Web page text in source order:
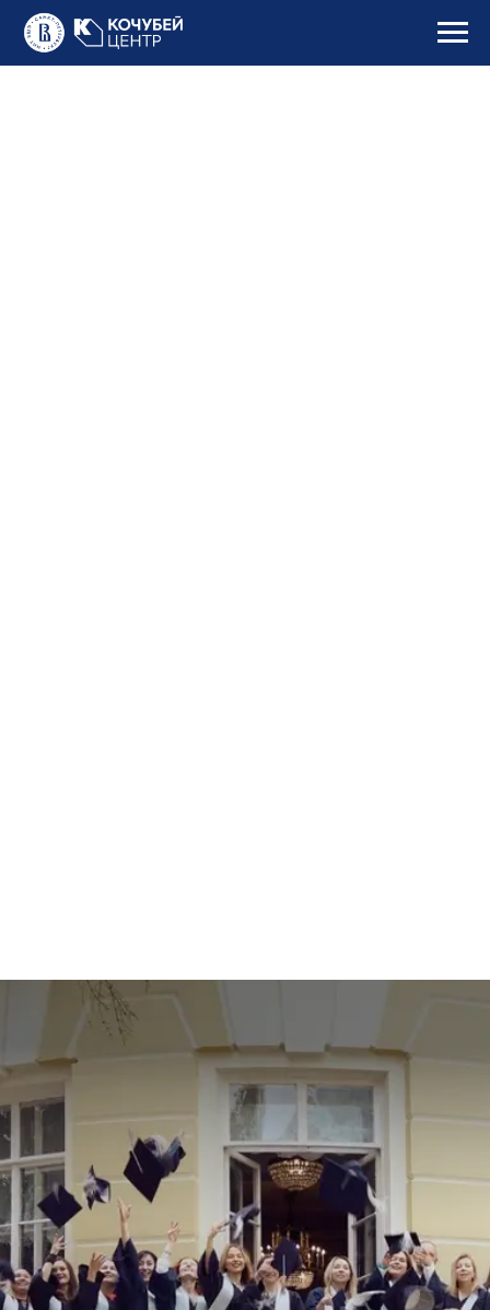
КОЧУБЕЙ-ЦЕНТР
Академическая экспертиза и передовые
образовательные практики Высшей
школы экономики